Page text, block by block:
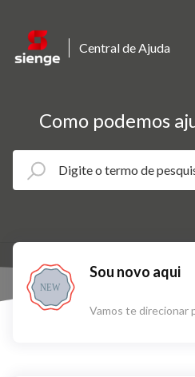
Central de Ajuda
Como podemos
NEW
Sou novo aqui
Vamos te direcionar